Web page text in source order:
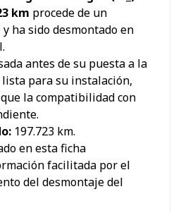
km procede de un
y ha sido desmontado en
antes de su puesta a la
para su instalación,
la compatibilidad con
197.723 km.
en esta ficha
facilitada por el
del desmontaje del